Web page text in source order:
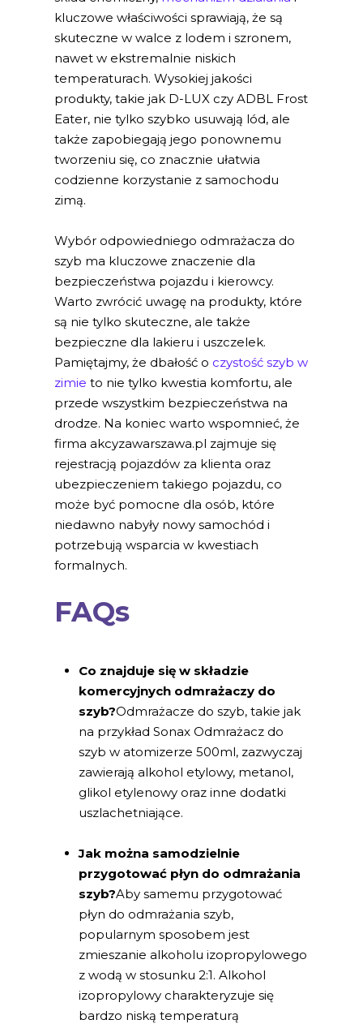
kluczowe właściwości sprawiają, że są
skuteczne w walce z lodem i szronem,
nawet w ekstremalnie niskich
temperaturach. Wysokiej jakości
produkty, takie jak D-LUX czy ADBL Frost
Eater, nie tylko szybko usuwają lód, ale
także zapobiegają jego ponownemu
tworzeniu się, co znacznie ułatwia
codzienne korzystanie z samochodu
zimą.
Wybór odpowiedniego odmrażacza do
szyb ma kluczowe znaczenie dla
bezpieczeństwa pojazdu i kierowcy.
Warto zwrócić uwagę na produkty, które
są nie tylko skuteczne, ale także
bezpieczne dla lakieru i uszczelek.
Pamiętajmy, że dbałość o czystość szyb w
zimie to nie tylko kwestia komfortu, ale
przede wszystkim bezpieczeństwa na
drodze. Na koniec warto wspomnieć, że
firma akcyzawarszawa.pl zajmuje się
rejestracją pojazdów za klienta oraz
ubezpieczeniem takiego pojazdu, co
może być pomocne dla osób, które
niedawno nabyły nowy samochód i
potrzebują wsparcia w kwestiach
formalnych.
FAQs
Co znajduje się w składzie
komercyjnych odmrażaczy do
szyb?Odmrażacze do szyb, takie jak
na przykład Sonax Odmrażacz do
szyb w atomizerze 500ml, zazwyczaj
zawierają alkohol etylowy, metanol,
glikol etylenowy oraz inne dodatki
uszlachetniające.
Jak można samodzielnie
przygotować płyn do odmrażania
szyb?Aby samemu przygotować
płyn do odmrażania szyb,
popularnym sposobem jest
zmieszanie alkoholu izopropylowego
z wodą w stosunku 2:1. Alkohol
izopropylowy charakteryzuje się
bardzo niską temperaturą